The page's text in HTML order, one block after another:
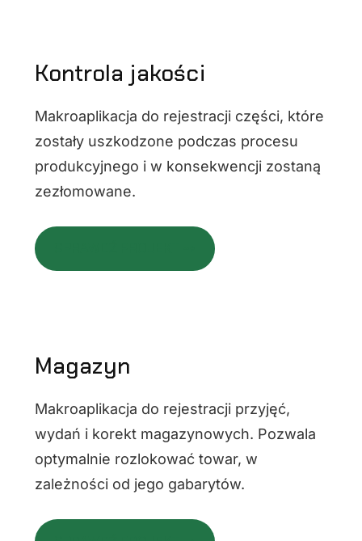
Kontrola jakości
Makroaplikacja do rejestracji części, które
zostały uszkodzone podczas procesu
produkcyjnego i w konsekwencji zostaną
zezłomowane.
Magazyn
Makroaplikacja do rejestracji przyjęć,
wydań i korekt magazynowych. Pozwala
optymalnie rozlokować towar, w
zależności od jego gabarytów.